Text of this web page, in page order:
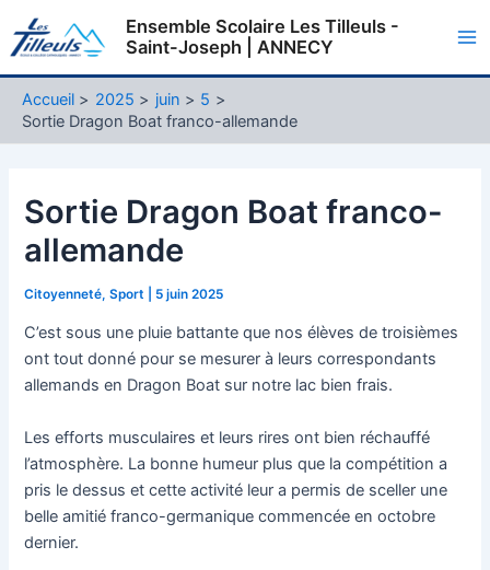
au
Ensemble Scolaire Les Tilleuls -
Saint-Joseph | ANNECY
Accueil 2025 juin
5
Sortie Dragon Boat franco-allemande
Sortie Dragon Boat franco-
allemande
Citoyenneté,Sport 5 juin 2025
C’est sous une pluie battante que nos élèves de troisièmes
ont tout donné pour se mesurer à leurs correspondants
allemands en Dragon Boat sur notre lac bien frais.
Les efforts musculaires et leurs rires ont bien réchauffé
l’atmosphère. La bonne humeur plus que la compétition a
pris le dessus et cette activité leur a permis de sceller une
belle amitié franco-germanique commencée en octobre
dernier.